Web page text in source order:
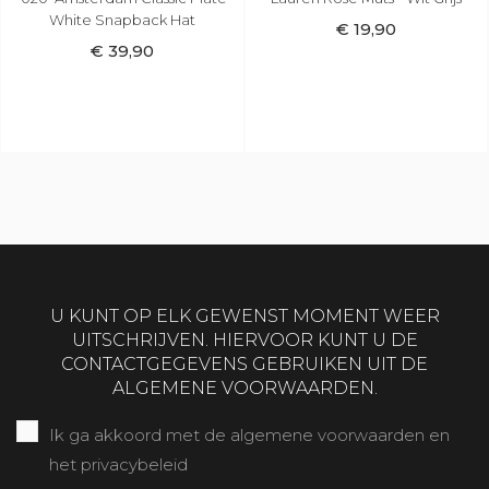
€ 19,90 € 29,90
U KUNT OP ELK GEWENST MOMENT WEER
UITSCHRIJVEN. HIERVOOR KUNT U DE
CONTACTGEGEVENS GEBRUIKEN UIT DE
ALGEMENE VOORWAARDEN.
Ik ga akkoord met de algemene voorwaarden en
het privacybeleid